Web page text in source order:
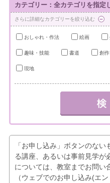
カテゴリー：全カテゴリを指定
さらに詳細なカテゴリーを絞り込む
おしゃれ・作法 絵画
趣味・技能 書道 創作
現地
「お申し込み」ボタンのな
る講座、あるいは事前見学が
については、教室までお問い
（ウェブでのお申し込み(エ